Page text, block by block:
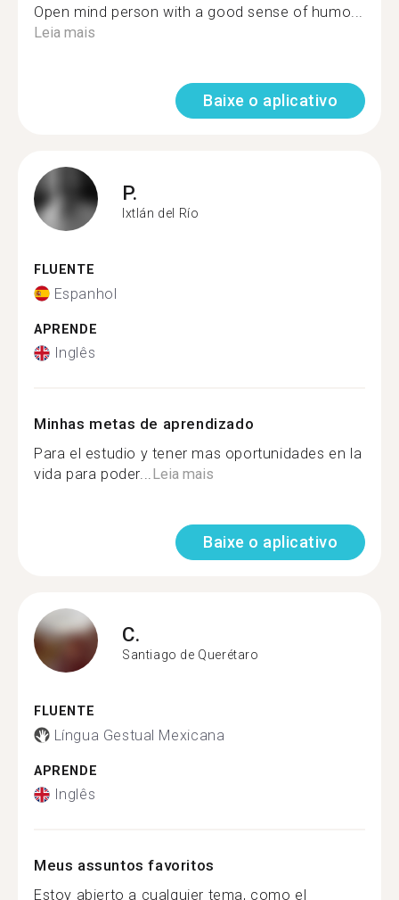
Open mind person with a good sense of humo...
Leia mais
Baixe o aplicativo
P.
Ixtlán del Río
FLUENTE
Espanhol
APRENDE
Inglês
Minhas metas de aprendizado
Para el estudio y tener mas oportunidades en la
vida para poder...Leia mais
Baixe o aplicativo
C.
Santiago de Querétaro
FLUENTE
Língua Gestual Mexicana
APRENDE
Inglês
Meus assuntos favoritos
Estoy abierto a cualquier tema, como el